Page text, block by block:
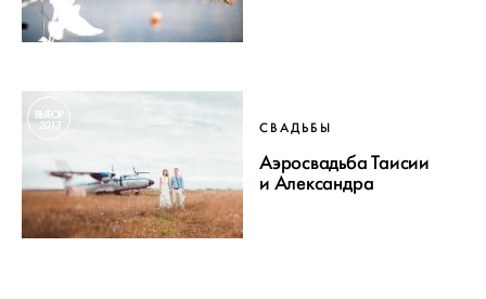
ВЫБОР
2013 СВАДЬБЫ
Аэросвадьба Таисии
и Александра